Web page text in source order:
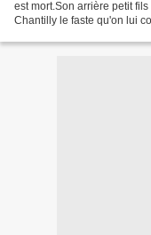
est mort.Son arrière petit
Chantilly le faste qu'on lui